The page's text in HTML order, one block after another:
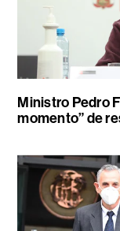
Ministro Pedro
momento” de